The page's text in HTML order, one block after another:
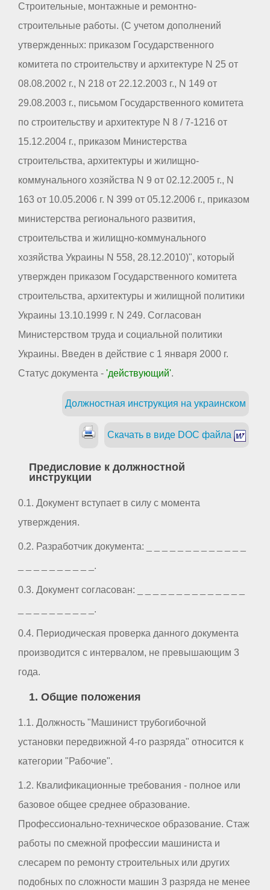
Строительные, монтажные и ремонтно-
строительные работы. (С учетом дополнений
утвержденных: приказом Государственного
комитета по строительству и архитектуре N 25 от
08.08.2002 г., N 218 от 22.12.2003 г., N 149 от
29.08.2003 г., письмом Государственного комитета
по строительству и архитектуре N 8 / 7-1216 от
15.12.2004 г., приказом Министерства
строительства, архитектуры и жилищно-
коммунального хозяйства N 9 от 02.12.2005 г., N
163 от 10.05.2006 г. N 399 от 05.12.2006 г., приказом
министерства регионального развития,
строительства и жилищно-коммунального
хозяйства Украины N 558, 28.12.2010)", который
утвержден приказом Государственного комитета
строительства, архитектуры и жилищной политики
Украины 13.10.1999 г. N 249. Согласован
Министерством труда и социальной политики
Украины. Введен в действие с 1 января 2000 г.
Статус документа - 'действующий'.
Должностная инструкция на украинском
Скачать в виде DOC файла
Предисловие к должностной
инструкции
0.1. Документ вступает в силу с момента
утверждения.
0.2. Разработчик документа: _ _ _ _ _ _ _ _ _ _ _ _ _
_ _ _ _ _ _ _ _ _ _.
0.3. Документ согласован: _ _ _ _ _ _ _ _ _ _ _ _ _ _
_ _ _ _ _ _ _ _ _ _.
0.4. Периодическая проверка данного документа
производится с интервалом, не превышающим 3
года.
1. Общие положения
1.1. Должность "Машинист трубогибочной
установки передвижной 4-го разряда" относится к
категории "Рабочие".
1.2. Квалификационные требования - полное или
базовое общее среднее образование.
Профессионально-техническое образование. Стаж
работы по смежной профессии машиниста и
слесарем по ремонту строительных или других
подобных по сложности машин 3 разряда не менее